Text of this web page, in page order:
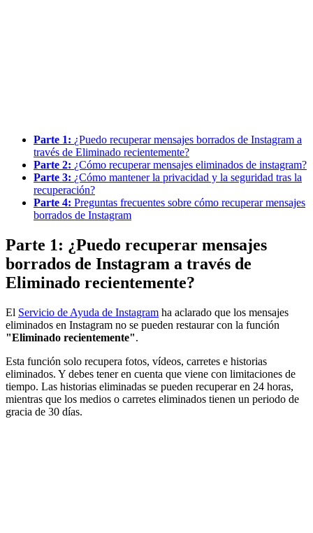
Parte 1: ¿Puedo recuperar mensajes borrados de Instagram a
través de Eliminado recientemente?
Parte 2: ¿Cómo recuperar mensajes eliminados de instagram?
Parte 3: ¿Cómo mantener la privacidad y la seguridad tras la
recuperación?
Parte 4: Preguntas frecuentes sobre cómo recuperar mensajes
borrados de Instagram
Parte 1: ¿Puedo recuperar mensajes
borrados de Instagram a través de
Eliminado recientemente?
El Servicio de Ayuda de Instagram ha aclarado que los mensajes
eliminados en Instagram no se pueden restaurar con la función
"Eliminado recientemente".
Esta función solo recupera fotos, vídeos, carretes e historias
eliminados. Y debes tener en cuenta que viene con limitaciones de
tiempo. Las historias eliminadas se pueden recuperar en 24 horas,
mientras que los medios o carretes eliminados tienen un periodo de
gracia de 30 días.